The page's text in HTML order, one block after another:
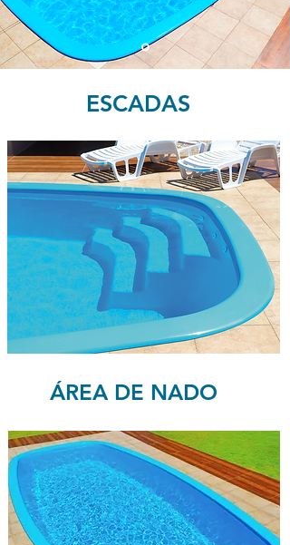
ESCADAS
ÁREA DE NADO